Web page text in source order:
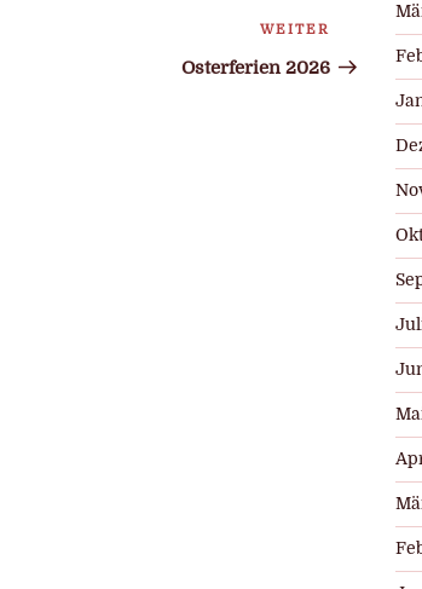
Nächster
Beitrag
WEITER
Osterferien 2026